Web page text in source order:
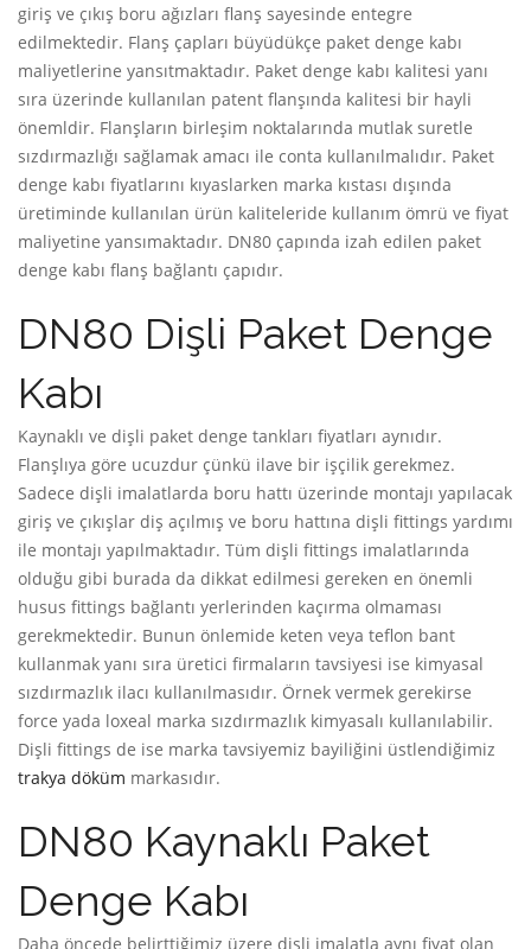
giriş ve çıkış boru ağızları flanş sayesinde entegre
edilmektedir. Flanş çapları büyüdükçe paket denge kabı
maliyetlerine yansıtmaktadır. Paket denge kabı kalitesi yanı
sıra üzerinde kullanılan patent flanşında kalitesi bir hayli
önemldir. Flanşların birleşim noktalarında mutlak suretle
sızdırmazlığı sağlamak amacı ile conta kullanılmalıdır. Paket
denge kabı fiyatlarını kıyaslarken marka kıstası dışında
üretiminde kullanılan ürün kaliteleride kullanım ömrü ve fiyat
maliyetine yansımaktadır. DN80 çapında izah edilen paket
denge kabı flanş bağlantı çapıdır.
DN80 Dişli Paket Denge
Kabı
Kaynaklı ve dişli paket denge tankları fiyatları aynıdır.
Flanşlıya göre ucuzdur çünkü ilave bir işçilik gerekmez.
Sadece dişli imalatlarda boru hattı üzerinde montajı yapılacak
giriş ve çıkışlar diş açılmış ve boru hattına dişli fittings yardımı
ile montajı yapılmaktadır. Tüm dişli fittings imalatlarında
olduğu gibi burada da dikkat edilmesi gereken en önemli
husus fittings bağlantı yerlerinden kaçırma olmaması
gerekmektedir. Bunun önlemide keten veya teflon bant
kullanmak yanı sıra üretici firmaların tavsiyesi ise kimyasal
sızdırmazlık ilacı kullanılmasıdır. Örnek vermek gerekirse
force yada loxeal marka sızdırmazlık kimyasalı kullanılabilir.
Dişli fittings de ise marka tavsiyemiz bayiliğini üstlendiğimiz
trakya döküm markasıdır.
DN80 Kaynaklı Paket
Denge Kabı
Daha öncede belirttiğimiz üzere dişli imalatla aynı fiyat olan